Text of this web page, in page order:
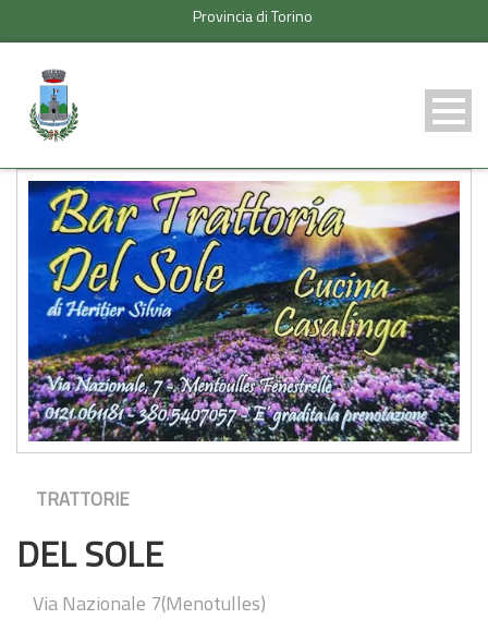
Provincia di Torino
TRATTORIE
DEL SOLE
Via Nazionale 7(Menotulles)